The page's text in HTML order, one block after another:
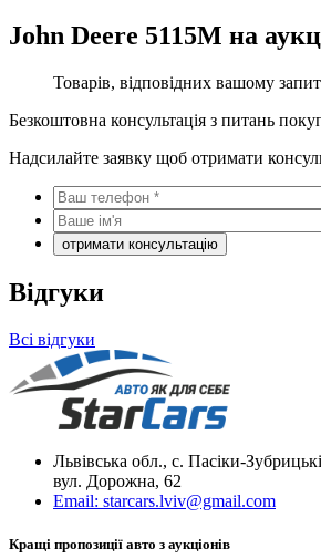
John Deere 5115M на
Товарів, відповідних вашому
Безкоштовна консультація з питань
Надсилайте заявку щоб отримати
Відгуки
Всі відгуки
Львівська обл., с. Пасіки-
вул. Дорожна, 62
Email: starcars.lviv@gmail.com
Кращі пропозиції авто з аукціонів